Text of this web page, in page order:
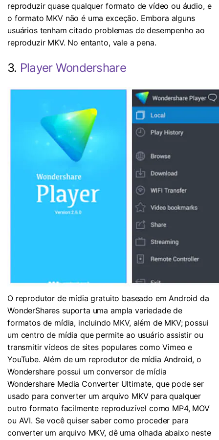
reproduzir quase qualquer formato de vídeo ou áudio, e
o formato MKV não é uma exceção. Embora alguns
usuários tenham citado problemas de desempenho ao
reproduzir MKV. No entanto, vale a pena.
3. Player Wondershare
O reprodutor de mídia gratuito baseado em Android da
WonderShares suporta uma ampla variedade de
formatos de mídia, incluindo MKV, além de MKV; possui
um centro de mídia que permite ao usuário assistir ou
transmitir vídeos de sites populares como Vimeo e
YouTube. Além de um reprodutor de mídia Android, o
Wondershare possui um conversor de mídia
Wondershare Media Converter Ultimate, que pode ser
usado para converter um arquivo MKV para qualquer
outro formato facilmente reproduzível como MP4, MOV
ou AVI. Se você quiser saber como proceder para
converter um arquivo MKV, dê uma olhada abaixo neste